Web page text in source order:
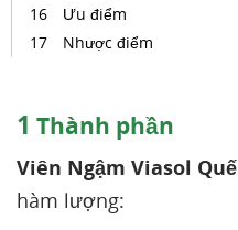
Ưu điểm
Nhược điểm
1 Thành phần
Viên Ngậm Viasol Quế
hàm lượng: